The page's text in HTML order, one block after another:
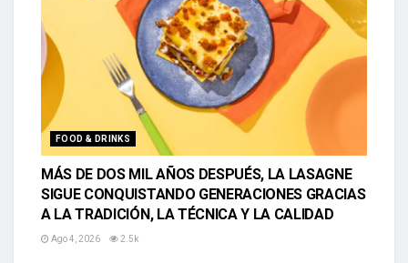
FOOD & DRINKS
MÁS DE DOS MIL AÑOS DESPUÉS, LA LASAGNE
SIGUE CONQUISTANDO GENERACIONES GRACIAS
A LA TRADICIÓN, LA TÉCNICA Y LA CALIDAD
Ago 4, 2026 2.5k